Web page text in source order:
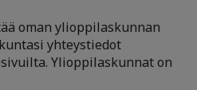
oman ylioppilaskunnan
yhteystiedot
Ylioppilaskunnat on